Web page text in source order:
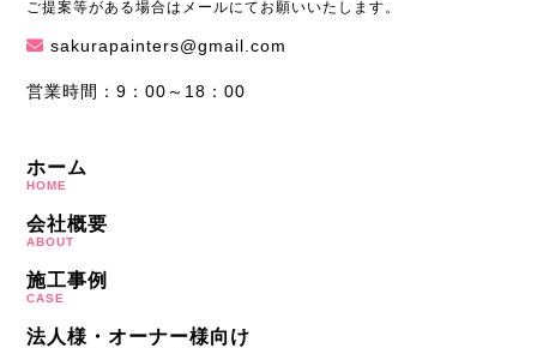
ご提案等がある場合はメールにてお願いいたします。
sakurapainters@gmail.com
営業時間：9：00～18：00
ホーム
HOME
会社概要
ABOUT
施工事例
CASE
法人様・オーナー様向け